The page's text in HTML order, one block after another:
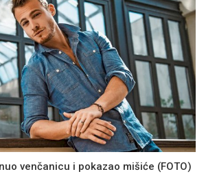
venčanicu i pokazao mišiće (FOTO)